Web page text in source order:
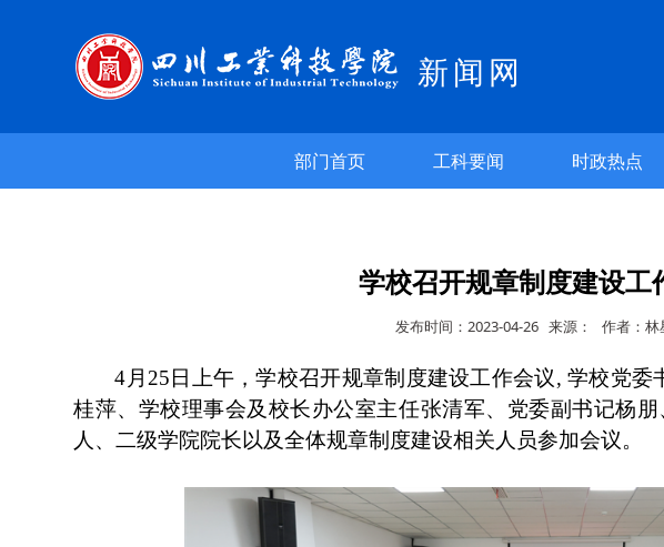
新闻网
部门首页 工科要闻 时政热点
学校召开规章制度建设工
发布时间：2023-04-26 来源： 作者：林
4月25日上午，学校召开规章制度建设工作会议, 学校党
桂萍、学校理事会及校长办公室主任张清军、党委副书记杨
人、二级学院院长以及全体规章制度建设相关人员参加会议。